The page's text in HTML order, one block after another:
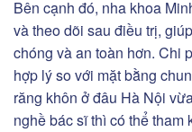
Bên cạnh đó, nha khoa
và theo dõi sau điều trị,
chóng và an toàn hơn. Chi
hợp lý so với mặt bằng
răng khôn ở đâu Hà Nội
nghề bác sĩ thì có thể tham